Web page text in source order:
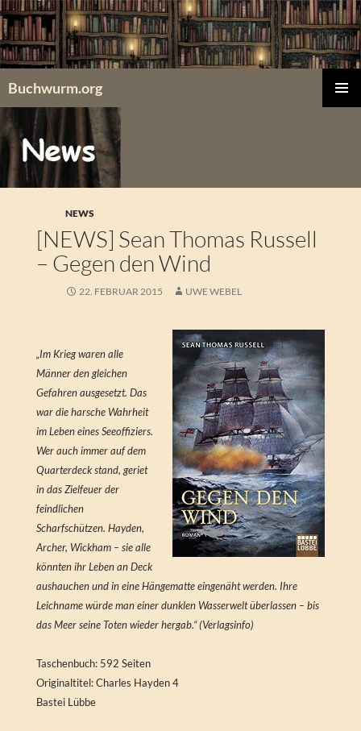
Zum
Inhalt
springen
Buchwurm.org
NEWS
[NEWS] Sean Thomas Russell
– Gegen den Wind
22. FEBRUAR 2015 UWE WEBEL
„Im Krieg waren alle
Männer den gleichen
Gefahren ausgesetzt. Das
war die harsche Wahrheit
im Leben eines Seeoffiziers.
Wer auch immer auf dem
Quarterdeck stand, geriet
in das Zielfeuer der
feindlichen
Scharfschützen. Hayden,
Archer, Wickham – sie alle
könnten ihr Leben an Deck
aushauchen und in eine Hängematte eingenäht werden. Ihre
Leichname würde man einer dunklen Wasserwelt überlassen – bis
das Meer seine Toten wieder hergab.“ (Verlagsinfo)
Taschenbuch: 592 Seiten
Originaltitel: Charles Hayden 4
Bastei Lübbe